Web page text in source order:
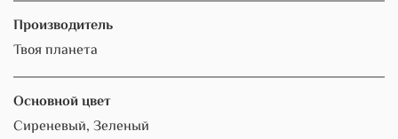
Производитель
Твоя планета
Основной цвет
Сиреневый, Зеленый